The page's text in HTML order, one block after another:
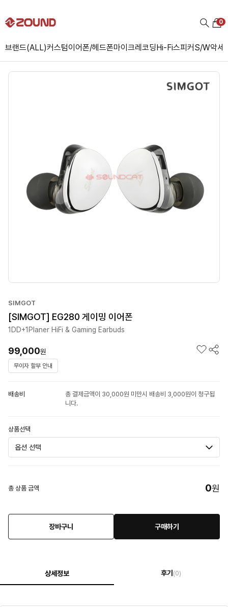
브랜드(ALL)커스텀이어폰/헤드폰마이크레코딩Hi-Fi스피커S/W악세
0
SIMGOT
[SIMGOT] EG280 게이밍 이어폰
1DD+1Planer HiFi & Gaming Earbuds
99,000원
무이자 할부 안내
배송비
총 결제금액이 30,000원 미만시 배송비 3,000원이 청구됩
니다.
상품선택
총 상품 금액 0원
장바구니 구매하기
상세정보 후기 (0)